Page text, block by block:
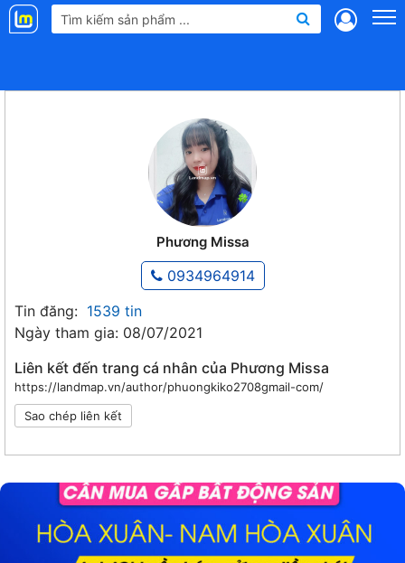
Landmap
Phương Missa
0934964914
Tin đăng: 1539 tin
Ngày tham gia: 08/07/2021
Liên kết đến trang cá nhân của Phương Missa
https://landmap.vn/author/phuongkiko2708gmail-com/
Sao chép liên kết